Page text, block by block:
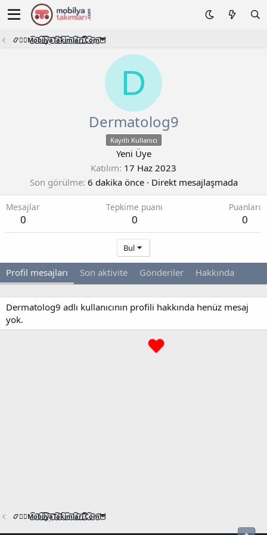
📿🧙‍♂️M͜͡o͜͡b͜͡i͜͡l͜͡y͜͡a͜͡T͜͡a͜͡k͜͡i͜͡m͜͡l͜͡a͜͡r͜͡i͜͡.͜͡C͜͡o͜͡m͜͡🦉
D
Dermatolog9
Kayıtlı Kullanıcı
Yeni Üye
Katılım 17 Haz 2023
Son görülme 6 dakika önce · Direkt mesajlaşmada
Mesajlar
0
Tepkime puanı
0
Puanları
0
Bul
Profil mesajları Son aktivite Gönderiler Hakkında
Dermatolog9 adlı kullanıcının profili hakkında henüz mesaj
yok.
📿🧙‍♂️M͜͡o͜͡b͜͡i͜͡l͜͡y͜͡a͜͡T͜͡a͜͡k͜͡i͜͡m͜͡l͜͡a͜͡r͜͡i͜͡.͜͡C͜͡o͜͡m͜͡🦉